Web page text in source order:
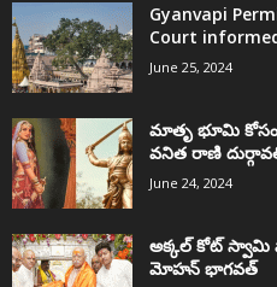
Gyanvapi
Court
June 25, 2024
మాతృ భూమి
వనిత రాణి
June 24, 2024
అక్కల్‌ కోట్‌ స్వామి
మోహన్ భాగవత్